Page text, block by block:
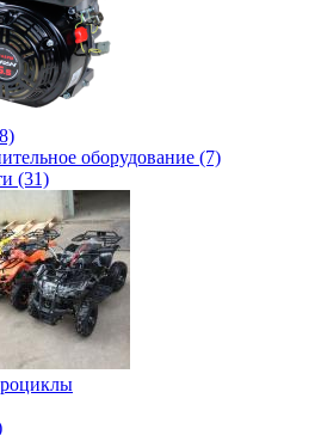
оборудование (7)
(31)